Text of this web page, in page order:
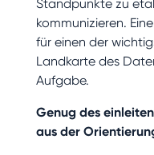
Standpunkte zu
kommunizieren.
für einen der
Landkarte des
Aufgabe.
Genug des
aus der